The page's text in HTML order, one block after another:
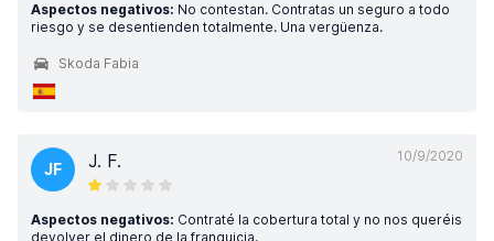
Aspectos negativos: No contestan. Contratas un seguro a todo
riesgo y se desentienden totalmente. Una vergüenza.
Skoda Fabia
10/9/2020
JF J. F.
Aspectos negativos: Contraté la cobertura total y no nos queréis
devolver el dinero de la franquicia.